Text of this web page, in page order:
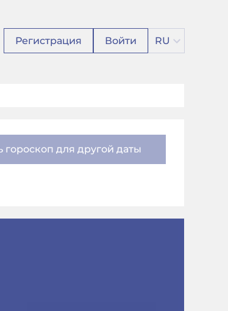
Регистрация Войти RU
гороскоп для другой даты